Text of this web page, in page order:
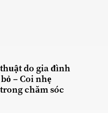
do gia đình
– Coi nhẹ
chăm sóc